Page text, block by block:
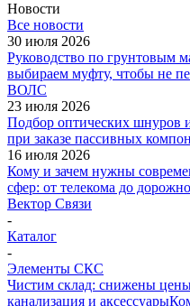
Новости
Все новости
30 июля 2026
Руководство по грунтовым
выбираем муфту, чтобы не
ВОЛС
23 июля 2026
Подбор оптических шнуров
при заказе пассивных
16 июля 2026
Кому и зачем нужны
сфер: от телекома до
Вектор Связи
-
Каталог
-
Элементы СКС
Чистим склад: снижены цены
канализация и аксессуары